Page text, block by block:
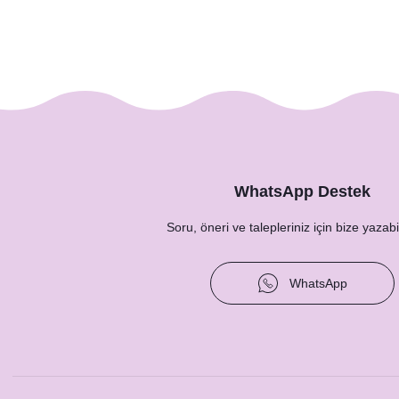
Rustik Bordo Çiçekler Konsept Baskılı Taş Magnet
WhatsApp Destek
Soru, öneri ve talepleriniz için bize
WhatsApp